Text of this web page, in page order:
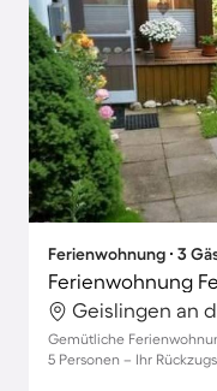
Ferienwohnung ∙ 3
Ferienwohnung
Gemütliche
5 Personen – Ihr